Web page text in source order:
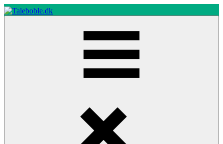
Skip
to